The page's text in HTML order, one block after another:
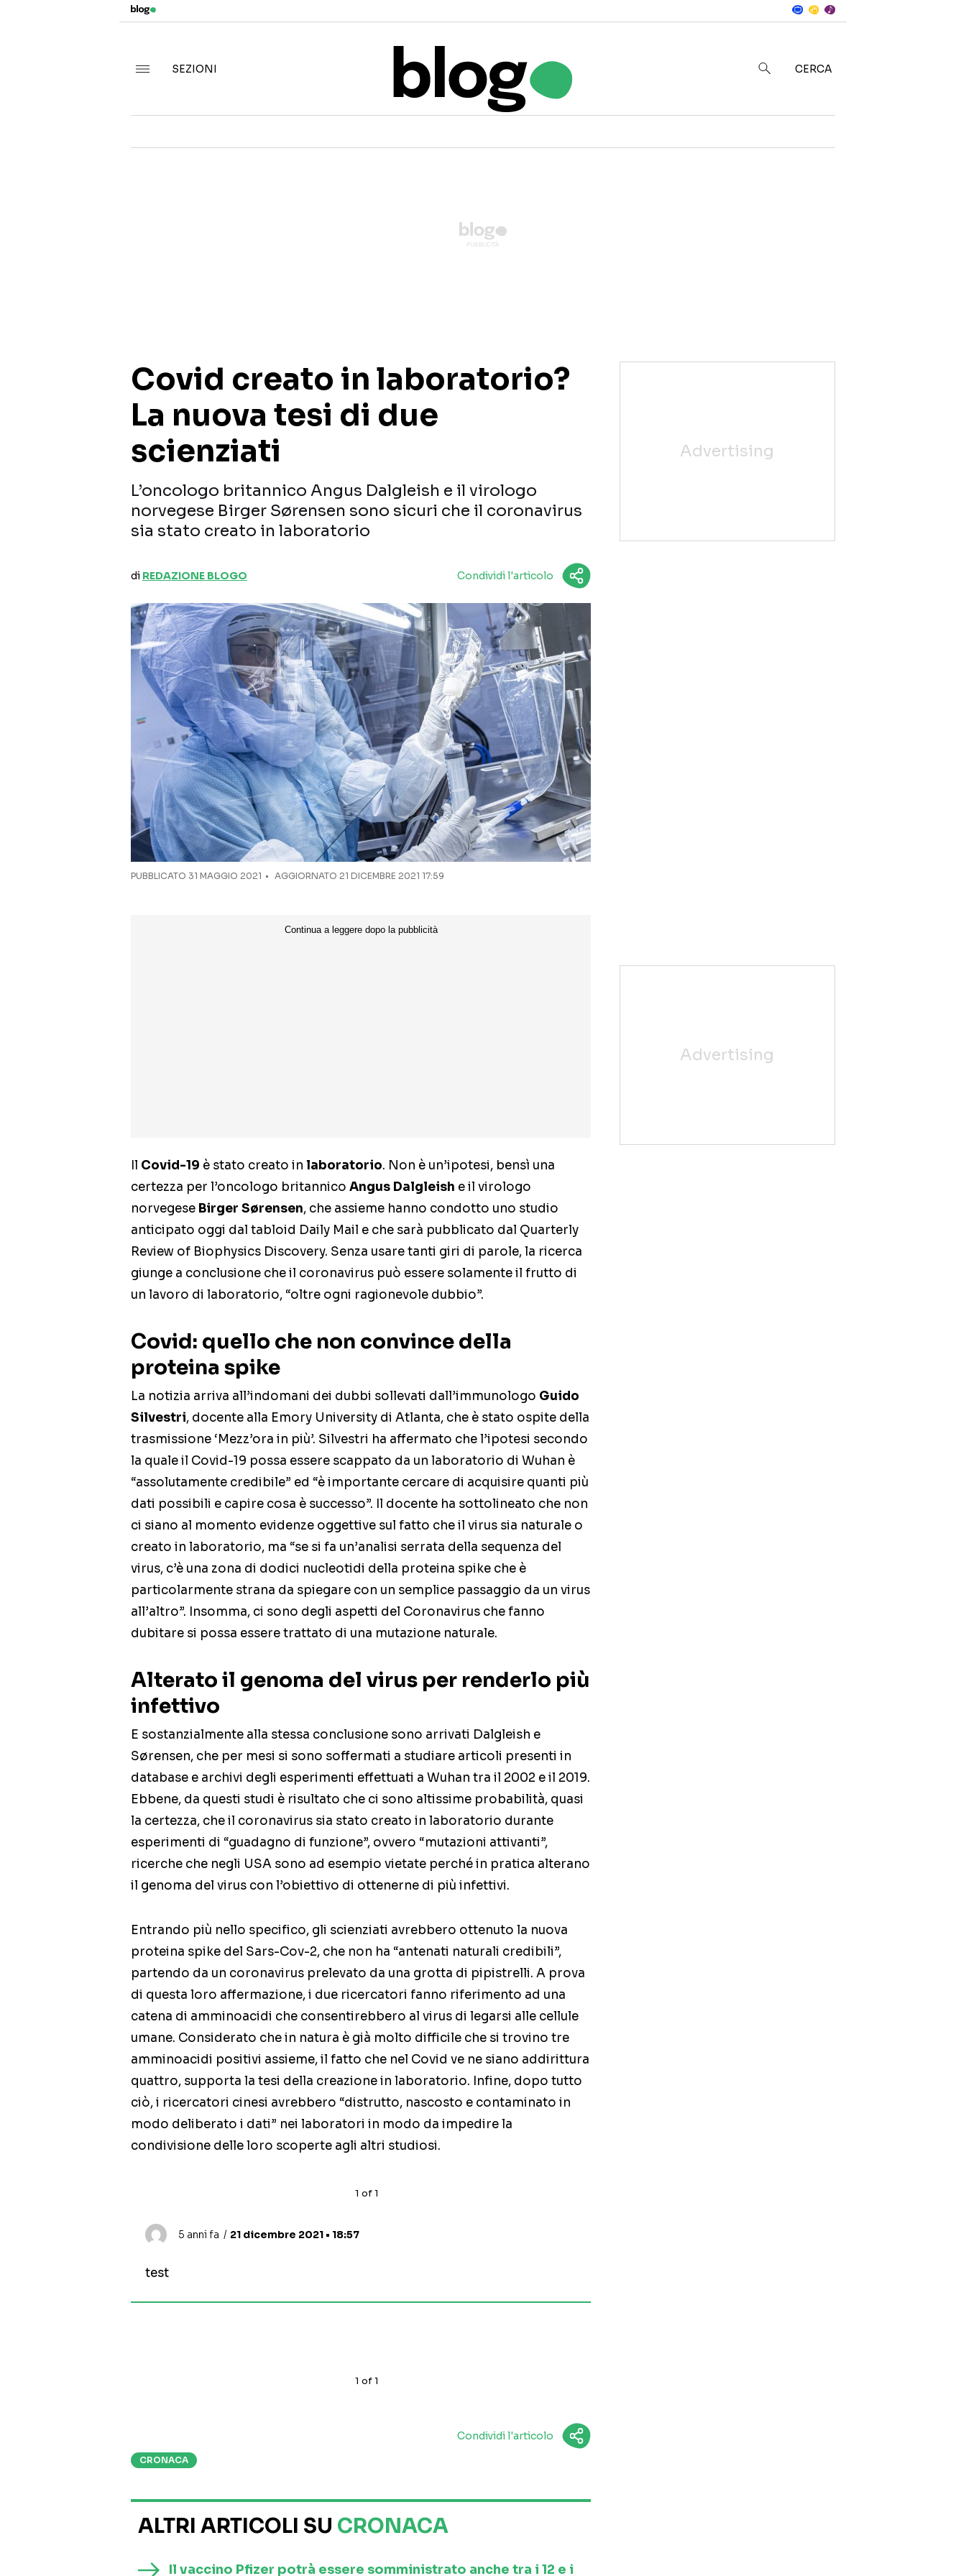
SEZIONI
CERCA
Covid creato in laboratorio?
La nuova tesi di due
scienziati
L’oncologo britannico Angus Dalgleish e il virologo
norvegese Birger Sørensen sono sicuri che il coronavirus
sia stato creato in laboratorio
di REDAZIONE BLOGO Condividi l'articolo
PUBBLICATO 31 MAGGIO 2021 AGGIORNATO 21 DICEMBRE 2021 17:59
Il Covid-19 è stato creato in laboratorio. Non è un’ipotesi, bensì una
certezza per l’oncologo britannico Angus Dalgleish e il virologo
norvegese Birger Sørensen, che assieme hanno condotto uno studio
anticipato oggi dal tabloid Daily Mail e che sarà pubblicato dal Quarterly
Review of Biophysics Discovery. Senza usare tanti giri di parole, la ricerca
giunge a conclusione che il coronavirus può essere solamente il frutto di
un lavoro di laboratorio, “oltre ogni ragionevole dubbio”.
Covid: quello che non convince della
proteina spike
La notizia arriva all’indomani dei dubbi sollevati dall’immunologo Guido
Silvestri, docente alla Emory University di Atlanta, che è stato ospite della
trasmissione ‘Mezz’ora in più’. Silvestri ha affermato che l’ipotesi secondo
la quale il Covid-19 possa essere scappato da un laboratorio di Wuhan è
“assolutamente credibile” ed “è importante cercare di acquisire quanti più
dati possibili e capire cosa è successo”. Il docente ha sottolineato che non
ci siano al momento evidenze oggettive sul fatto che il virus sia naturale o
creato in laboratorio, ma “se si fa un’analisi serrata della sequenza del
virus, c’è una zona di dodici nucleotidi della proteina spike che è
particolarmente strana da spiegare con un semplice passaggio da un virus
all’altro”. Insomma, ci sono degli aspetti del Coronavirus che fanno
dubitare si possa essere trattato di una mutazione naturale.
Alterato il genoma del virus per renderlo più
infettivo
E sostanzialmente alla stessa conclusione sono arrivati Dalgleish e
Sørensen, che per mesi si sono soffermati a studiare articoli presenti in
database e archivi degli esperimenti effettuati a Wuhan tra il 2002 e il 2019.
Ebbene, da questi studi è risultato che ci sono altissime probabilità, quasi
la certezza, che il coronavirus sia stato creato in laboratorio durante
esperimenti di “guadagno di funzione”, ovvero “mutazioni attivanti”,
ricerche che negli USA sono ad esempio vietate perché in pratica alterano
il genoma del virus con l’obiettivo di ottenerne di più infettivi.
Entrando più nello specifico, gli scienziati avrebbero ottenuto la nuova
proteina spike del Sars-Cov-2, che non ha “antenati naturali credibili”,
partendo da un coronavirus prelevato da una grotta di pipistrelli. A prova
di questa loro affermazione, i due ricercatori fanno riferimento ad una
catena di amminoacidi che consentirebbero al virus di legarsi alle cellule
umane. Considerato che in natura è già molto difficile che si trovino tre
amminoacidi positivi assieme, il fatto che nel Covid ve ne siano addirittura
quattro, supporta la tesi della creazione in laboratorio. Infine, dopo tutto
ciò, i ricercatori cinesi avrebbero “distrutto, nascosto e contaminato in
modo deliberato i dati” nei laboratori in modo da impedire la
condivisione delle loro scoperte agli altri studiosi.
1 of1
5 anni fa 21 dicembre 2021 • 18:57
test
1 of1
Condividi l'articolo
CRONACA
ALTRI ARTICOLI SU CRONACA
Il vaccino Pfizer potrà essere somministrato anche tra i 12 e i